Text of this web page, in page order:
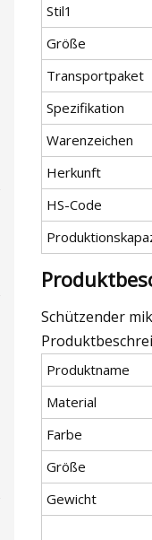
Stil1
Größe
Transportpaket
Spezifikation
Warenzeichen
Herkunft
HS-Code
Schützender
Produktname
Material
Farbe
Größe
Gewicht